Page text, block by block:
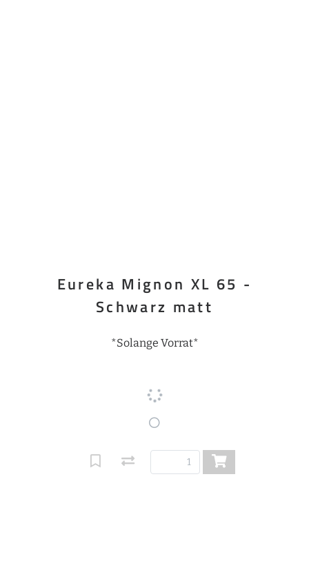
Eureka Mignon XL 65 -
Schwarz matt
*Solange Vorrat*